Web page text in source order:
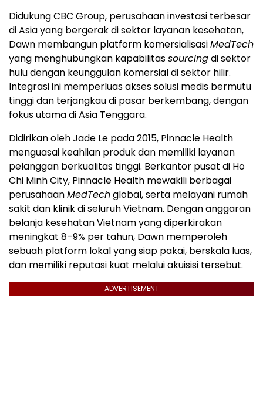
Didukung CBC Group, perusahaan investasi terbesar
di Asia yang bergerak di sektor layanan kesehatan,
Dawn membangun platform komersialisasiMedTech
yang menghubungkan kapabilitassourcingdi sektor
hulu dengan keunggulan komersial di sektor hilir.
Integrasi ini memperluas akses solusi medis bermutu
tinggi dan terjangkau di pasar berkembang, dengan
fokus utama di Asia Tenggara.
Didirikan oleh Jade Le pada 2015, Pinnacle Health
menguasai keahlian produk dan memiliki layanan
pelanggan berkualitas tinggi. Berkantor pusat di Ho
Chi Minh City, Pinnacle Health mewakili berbagai
perusahaanMedTechglobal, serta melayani rumah
sakit dan klinik di seluruh Vietnam. Dengan anggaran
belanja kesehatan Vietnam yang diperkirakan
meningkat 8–9% per tahun, Dawn memperoleh
sebuah platform lokal yang siap pakai, berskala luas,
dan memiliki reputasi kuat melalui akuisisi tersebut.
ADVERTISEMENT